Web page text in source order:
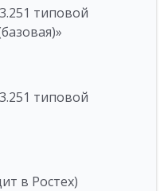
типовой
типовой
в Ростех)